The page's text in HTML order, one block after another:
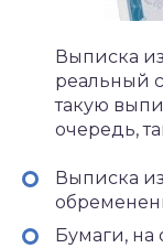
Выписка
реальный
такую
очередь,
Выписка
Бумаги, на